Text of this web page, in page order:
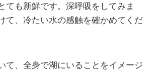
ても新鮮です。深呼吸をしてみま
て、冷たい水の感触を確かめてくだ
て、全身で湖にいることをイメージ